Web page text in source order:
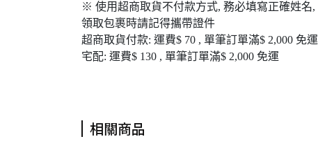
※ 使用超商取貨不付款方式, 務必填寫正確姓名,
領取包裹時請記得攜帶證件
超商取貨付款: 運費$ 70 , 單筆訂單滿$ 2,000 免運
宅配: 運費$ 130 , 單筆訂單滿$ 2,000 免運
相關商品